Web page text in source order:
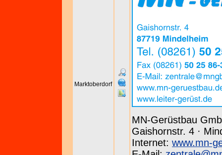
Marktoberdorf
MN-Gerüstbau
Gaishornstr. 4 ·
Internet: www.mn-